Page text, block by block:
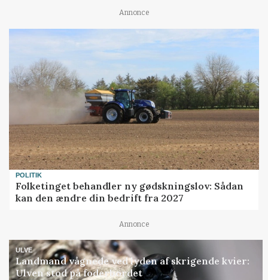
Annonce
POLITIK
Folketinget behandler ny gødskningslov: Sådan
kan den ændre din bedrift fra 2027
Annonce
ULVE
Landmand vågnede ved lyden af skrigende kvier:
Ulven stod på foderbordet